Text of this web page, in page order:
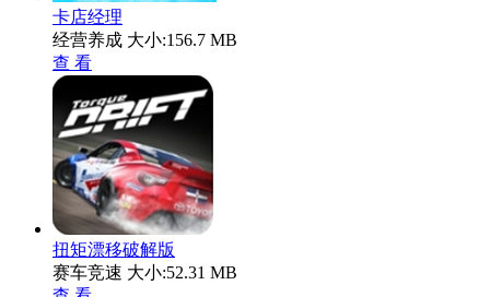
卡店经理
经营养成 大小:156.7 MB
查 看
扭矩漂移破解版
赛车竞速 大小:52.31 MB